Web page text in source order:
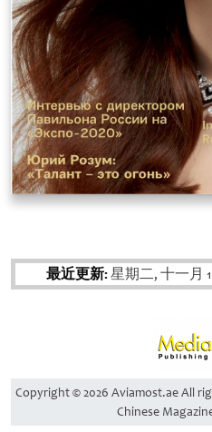
最近更新:星期二, 十一月
Copyright © 2026 Aviamost.ae All
Chinese